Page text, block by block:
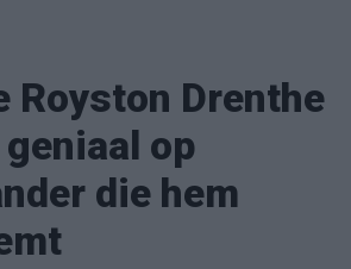
Royston Drenthe
op
die hem